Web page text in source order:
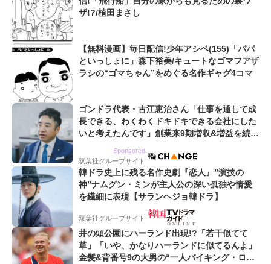
ザ!?/植田まさし
【無料漫画】毎日配信!少年アシベ(155)「パパ
といっしょに」森下裕美/キュートなゴマフアザ
ラシの“ゴマちゃん”をめぐる名作ギャグ4コマ
ゴンドラ代表・古江恵治さん「仕事を通して成
長できる、わくわくドキドキできる会社にした
いと考えたんです」創業来9期増収&増益を続け
Sponsored
双葉社グループサイト
韓ドラ史上に残る名作史劇『恋人』”演技の
神”ナムグン・ミンが主人公の深い孤独や情愛
を繊細に表現【サランヘジョ韓ドラ】
双葉社グループサイト
井の頭公園にハーランド出現!?「若干似てて
草」「いや、かなりハーランドに似てるんよ」
金髪&背番号9の大男の“一人バイキング・ロ